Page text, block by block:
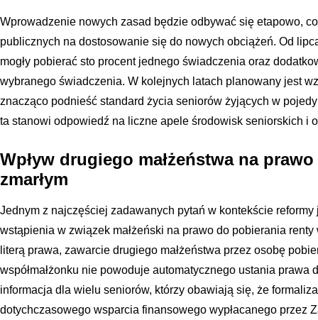
Wprowadzenie nowych zasad będzie odbywać się etapowo,
publicznych na dostosowanie się do nowych obciążeń. Od
mogły pobierać sto procent jednego świadczenia oraz
wybranego świadczenia. W kolejnych latach planowany jest
znacząco podnieść standard życia seniorów żyjących w
ta stanowi odpowiedź na liczne apele środowisk seniorskich i
Wpływ drugiego małżeństwa na
zmarłym
Jednym z najczęściej zadawanych pytań w kontekście
wstąpienia w związek małżeński na prawo do pobierania
literą prawa, zawarcie drugiego małżeństwa przez osobę
współmałżonku nie powoduje automatycznego ustania prawa
informacja dla wielu seniorów, którzy obawiają się, że
dotychczasowego wsparcia finansowego wypłacanego przez